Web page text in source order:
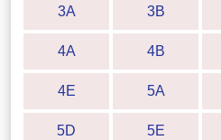
3A 3B
4A 4B
4E 5A
5D 5E